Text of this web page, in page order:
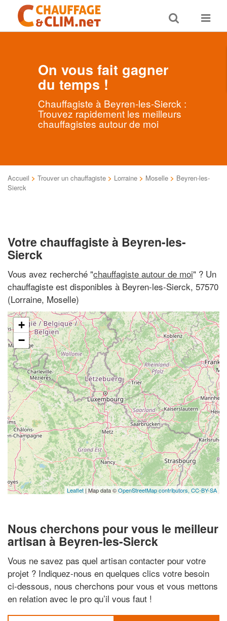
Toggle
search
Toggle
On vous fait gagner
du temps !
Chauffagiste à Beyren-les-Sierck :
Trouvez rapidement les meilleurs
chauffagistes autour de moi
Accueil > Trouver un chauffagiste > Lorraine > Moselle > Beyren-les-
Sierck
Votre chauffagiste à Beyren-les-
Sierck
Vous avez recherché "chauffagiste autour de moi" ? Un
chauffagiste est disponibles à Beyren-les-Sierck, 57570
(Lorraine, Moselle)
+
−
Leaflet | Map data ©OpenStreetMap contributors, CC-BY-SA
Nous cherchons pour vous le meilleur
artisan à Beyren-les-Sierck
Vous ne savez pas quel artisan contacter pour votre
projet ? Indiquez-nous en quelques clics votre besoin
ci-dessous, nous cherchons pour vous et vous mettons
en relation avec le pro qu’il vous faut !